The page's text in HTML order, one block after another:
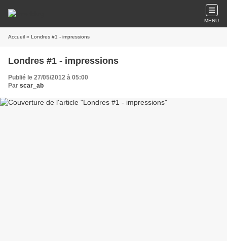
MENU
Accueil » Londres #1 - impressions
Londres #1 - impressions
Publié le 27/05/2012 à 05:00
Par scar_ab